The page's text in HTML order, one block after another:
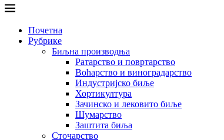
Почетна
Рубрике
Биљна производња
Ратарство и повртарство
Воћарство и виноградарство
Индустријско биље
Хортикултура
Зачинско и лековито биље
Шумарство
Заштита биља
Сточарство